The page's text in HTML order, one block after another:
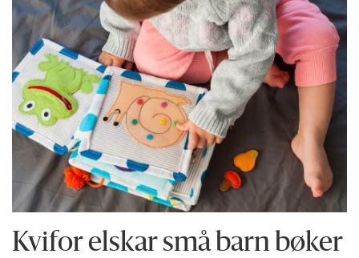
Kvifor elskar små barn bøker